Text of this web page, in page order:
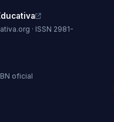
· ISSN 2981-
oficial